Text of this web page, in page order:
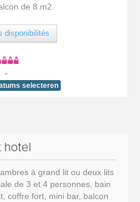
de 8 m2.
disponibilités
-
selecteren
hotel
à grand lit ou deux lits
de 3 et 4 personnes, bain
coffre fort, mini bar, balcon